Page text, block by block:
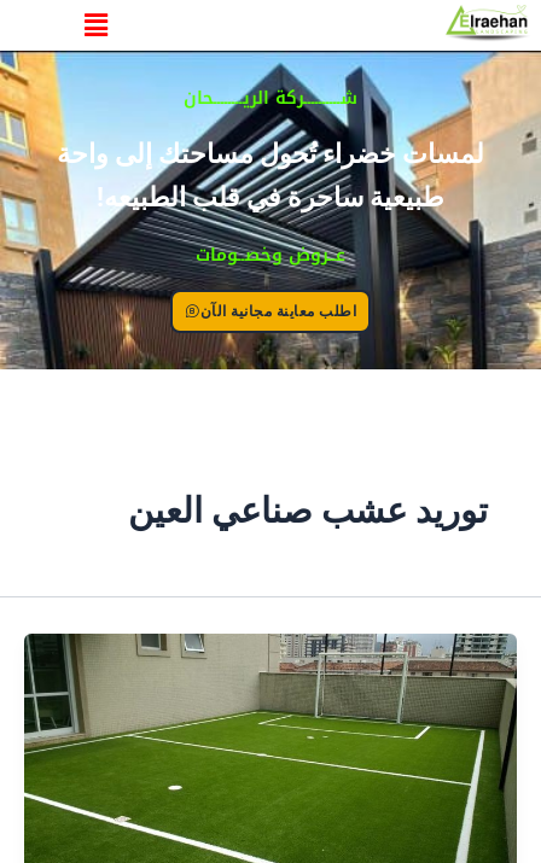
تخطي
إلى
المحتوى
القائمة
شــــــــــركة الريــــــــحان
لمسات خضراء تُحول مساحتك إلى واحة
طبيعية ساحرة في قلب الطبيعه!
عــروض وخصــومات
اطلب معاينة مجانية الآن
توريد عشب صناعي العين